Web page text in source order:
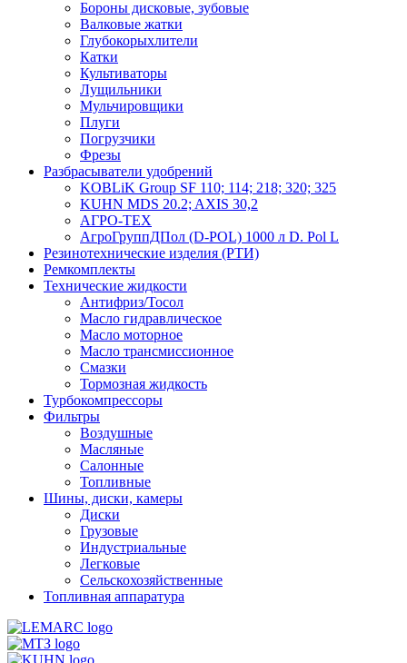
Бороны дисковые, зубовые
Валковые жатки
Глубокорыхлители
Катки
Культиваторы
Лущильники
Мульчировщики
Плуги
Погрузчики
Фрезы
Разбрасыватели удобрений
KOBLiK Group SF 110; 114; 218; 320; 325
KUHN MDS 20.2; AXIS 30,2
АГРО-ТЕХ
АгроГруппДПол (D-POL) 1000 л D. Pol L
Резинотехнические изделия (РТИ)
Ремкомплекты
Технические жидкости
Антифриз/Тосол
Масло гидравлическое
Масло моторное
Масло трансмиссионное
Смазки
Тормозная жидкость
Турбокомпрессоры
Фильтры
Воздушные
Масляные
Салонные
Топливные
Шины, диски, камеры
Диски
Грузовые
Индустриальные
Легковые
Сельскохозяйственные
Топливная аппаратура